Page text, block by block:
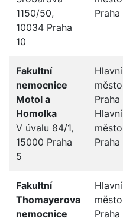
1150/50,
10034 Praha
10
Praha
Fakultní
nemocnice
Motol a
Homolka
V úvalu 84/1,
15000 Praha
5
Hlavní
město
Praha
Hlavní
město
Praha
Fakultní
Thomayerova
nemocnice
Hlavní
město
Praha